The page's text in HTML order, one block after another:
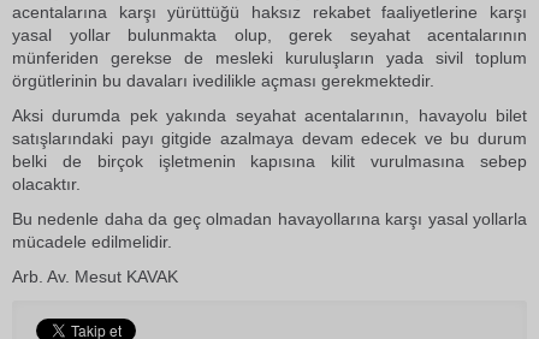
acentalarına karşı yürüttüğü haksız rekabet faaliyetlerine karşı
yasal yollar bulunmakta olup, gerek seyahat acentalarının
münferiden gerekse de mesleki kuruluşların yada sivil toplum
örgütlerinin bu davaları ivedilikle açması gerekmektedir.
Aksi durumda pek yakında seyahat acentalarının, havayolu bilet
satışlarındaki payı gitgide azalmaya devam edecek ve bu durum
belki de birçok işletmenin kapısına kilit vurulmasına sebep
olacaktır.
Bu nedenle daha da geç olmadan havayollarına karşı yasal yollarla
mücadele edilmelidir.
Arb. Av. Mesut KAVAK